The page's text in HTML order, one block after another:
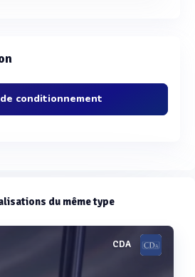
conditionnement
du même type
CDA